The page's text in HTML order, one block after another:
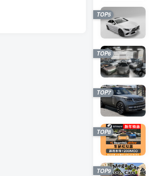
TOP5
TOP6
TOP7
TOP8
TOP9